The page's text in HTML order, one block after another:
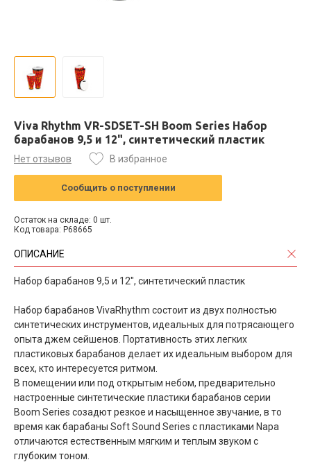
Viva Rhythm VR-SDSET-SH Boom Series Набор
барабанов 9,5 и 12", синтетический пластик
Нет отзывов В избранное
Сообщить о поступлении
Остаток на складе: 0 шт.
Код товара: P68665
ОПИСАНИЕ
Набор барабанов 9,5 и 12", синтетический пластик
Набор барабанов VivaRhythm состоит из двух полностью
синтетических инструментов, идеальных для потрясающего
опыта джем сейшенов. Портативность этих легких
пластиковых барабанов делает их идеальным выбором для
всех, кто интересуется ритмом.
В помещении или под открытым небом, предварительно
настроенные синтетические пластики барабанов серии
Boom Series созадют резкое и насыщенное звучание, в то
время как барабаны Soft Sound Series с пластиками Napa
отличаются естественным мягким и теплым звуком с
глубоким тоном.